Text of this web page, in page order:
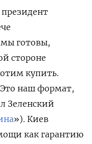
президент
готовы,
стороне
купить.
наш формат,
Зеленский
»). Киев
как гарантию